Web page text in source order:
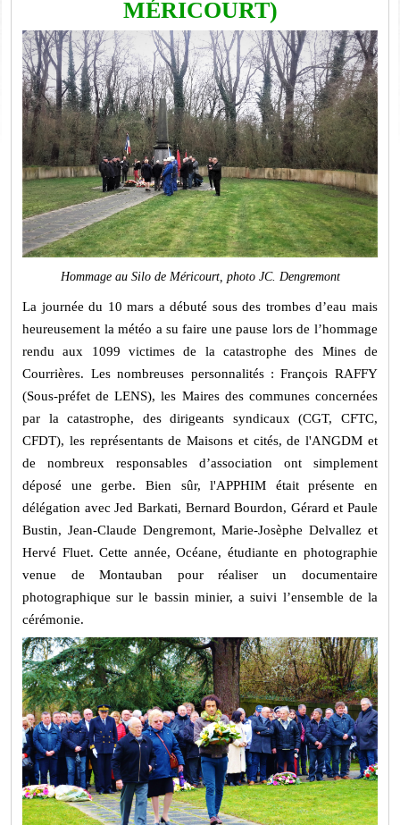
MÉRICOURT)
Hommage au Silo de Méricourt, photo JC. Dengremont
La journée du 10 mars a débuté sous des trombes d’eau mais
heureusement la météo a su faire une pause lors de l’hommage
rendu aux 1099 victimes de la catastrophe des Mines de
Courrières. Les nombreuses personnalités : François RAFFY
(Sous-préfet de LENS), les Maires des communes concernées
par la catastrophe, des dirigeants syndicaux (CGT, CFTC,
CFDT), les représentants de Maisons et cités, de l'ANGDM et
de nombreux responsables d’association ont simplement
déposé une gerbe. Bien sûr, l'APPHIM était présente en
délégation avec Jed Barkati, Bernard Bourdon, Gérard et Paule
Bustin, Jean-Claude Dengremont, Marie-Josèphe Delvallez et
Hervé Fluet. Cette année, Océane, étudiante en photographie
venue de Montauban pour réaliser un documentaire
photographique sur le bassin minier, a suivi l’ensemble de la
cérémonie.